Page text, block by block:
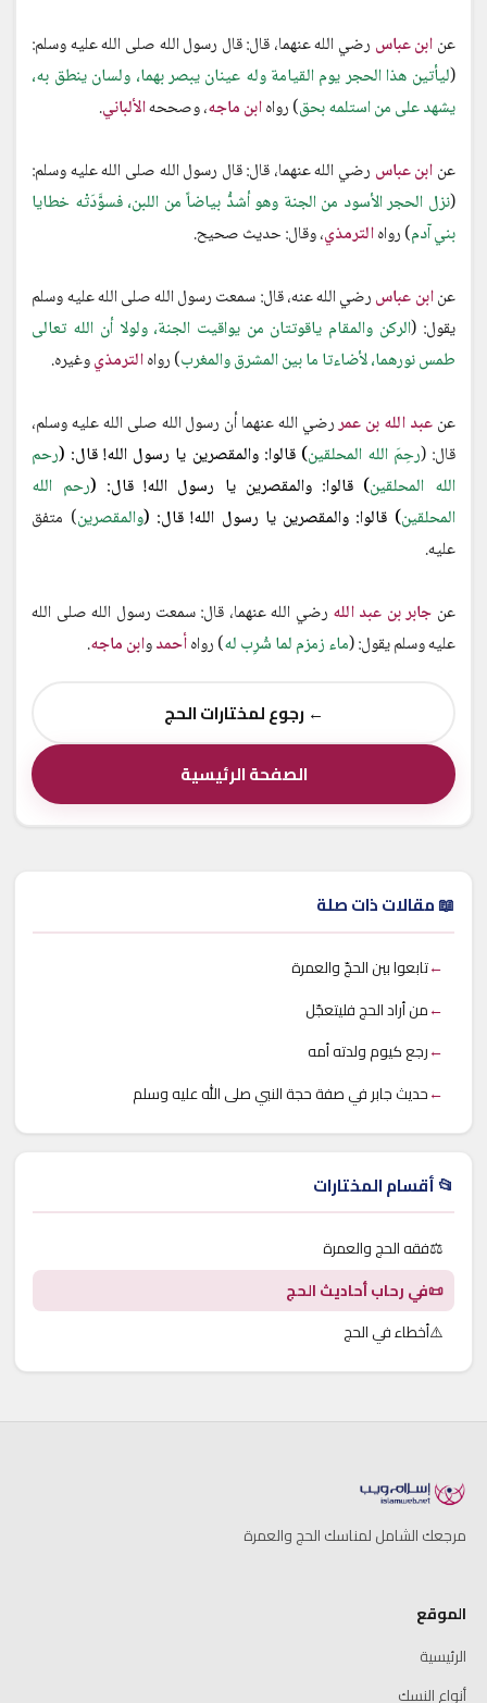
عنابن عباس رضي الله عنهما، قال: قال رسول الله صلى الله عليه وسلم:
(ليأتين هذا الحجر يوم القيامة وله عينان يبصر بهما، ولسان ينطق به،
يشهد على من استلمه بحق) رواهابن ماجه، وصححهالألباني.
عنابن عباس رضي الله عنهما، قال: قال رسول الله صلى الله عليه وسلم:
(نزل الحجر الأسود من الجنة وهو أشدُّ بياضاً من اللبن، فسوَّدَتْه خطايا
بني آدم) رواهالترمذي، وقال: حديث صحيح.
عنابن عباسرضي الله عنه، قال: سمعت رسول الله صلى الله عليه وسلم
يقول: (الركن والمقام ياقوتتان من يواقيت الجنة، ولولا أن الله تعالى
طمس نورهما، لأضاءتا ما بين المشرق والمغرب) رواهالترمذيوغيره.
عنعبد الله بن عمررضي الله عنهما أن رسول الله صلى الله عليه وسلم،
قال: (رحِمَ الله المحلقين)قالوا: والمقصرين يا رسول الله! قال: (رحم
الله المحلقين) قالوا: والمقصرين يا رسول الله! قال: (رحم الله
المحلقين) قالوا: والمقصرين يا رسول الله! قال: (والمقصرين) متفق
عليه.
عن جابر بن عبد الله رضي الله عنهما، قال: سمعت رسول الله صلى الله
عليه وسلم يقول: (ماء زمزم لما شُرِب له) رواهأحمدوابن ماجه.
← رجوع لمختارات الحج
الصفحة الرئيسية
📖 مقالات ذات صلة
←تابعوا بين الحجّ والعمرة
←من أراد الحج فليتعجّل
←رجع كيوم ولدته أمه
←حديث جابر في صفة حجة النبي صلى الله عليه وسلم
📂 أقسام المختارات
⚖️فقه الحج والعمرة
📜في رحاب أحاديث الحج
⚠️أخطاء في الحج
مرجعك الشامل لمناسك الحج والعمرة
الموقع
الرئيسية
أنواع النسك